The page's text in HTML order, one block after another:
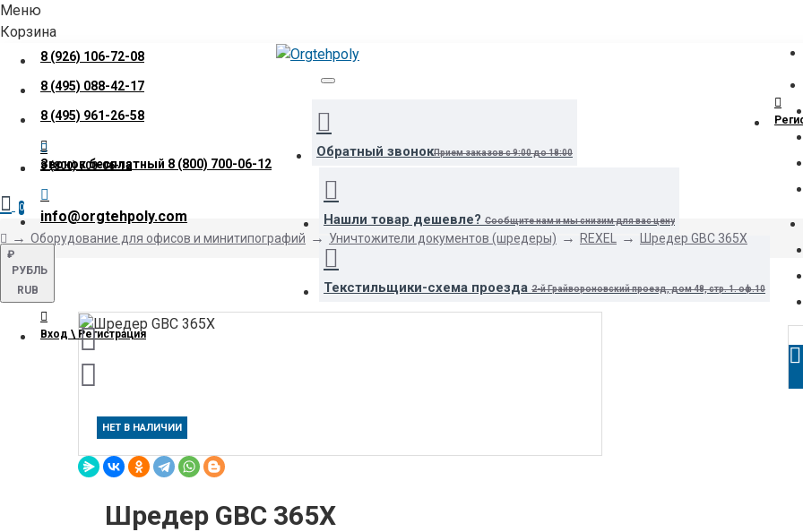
Меню
Корзина
8 (926) 106-72-08
8 (495) 088-42-17
8 (495) 961-26-58
Звонок бесплатный 8 (800) 700-06-12
info@orgtehpoly.com
₽
РУБЛЬ
RUB
Вход \ Регистрация
Обратный звонокПрием заказов с 9:00 до 18:00
Нашли товар дешевле? Сообщите нам и мы снизим для вас цену
Текстильщики-схема проезда 2-й Грайвороновский проезд, дом 48, стр. 1. оф.10
8 (800) 700-06-12
0
Оборудование для офисов и минитипографий Уничтожители документов (шредеры) REXEL Шредер GBC 365X
НЕТ В НАЛИЧИИ
Шредер GBC 365X